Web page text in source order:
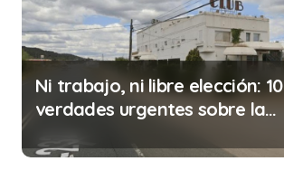
Ni trabajo, ni libre elección: 10
verdades urgentes sobre la